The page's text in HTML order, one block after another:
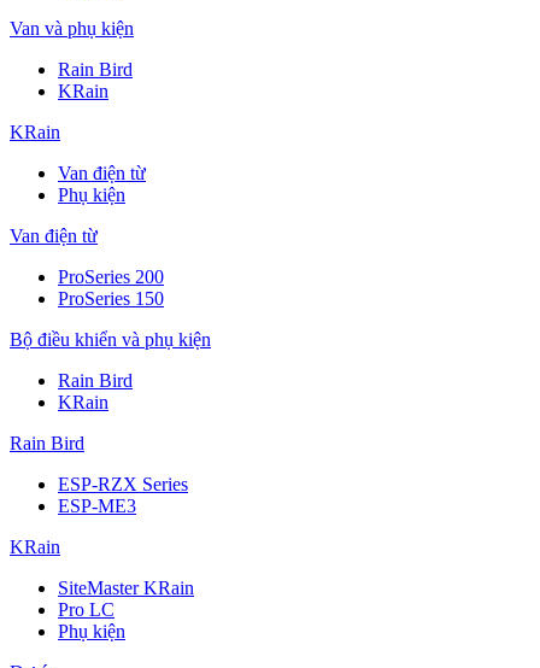
Van và phụ kiện
Rain Bird
KRain
KRain
Van điện từ
Phụ kiện
Van điện từ
ProSeries 200
ProSeries 150
Bộ điều khiển và phụ kiện
Rain Bird
KRain
Rain Bird
ESP-RZX Series
ESP-ME3
KRain
SiteMaster KRain
Pro LC
Phụ kiện